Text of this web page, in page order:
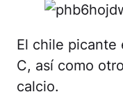
El chile picante
C, así como
calcio.